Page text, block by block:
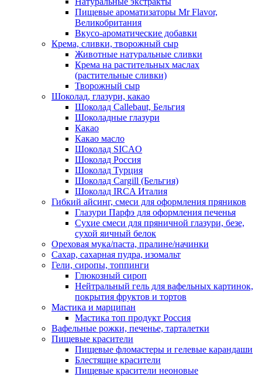
Пищевые ароматизаторы Mr Flavor,
Великобритания
Вкусо-ароматические добавки
Крема, сливки, творожный сыр
Животные натуральные сливки
Крема на растительных маслах
(растительные сливки)
Творожный сыр
Шоколад, глазури, какао
Шоколад Callebaut, Бельгия
Шоколадные глазури
Какао
Какао масло
Шоколад SICAO
Шоколад Россия
Шоколад Турция
Шоколад Cargill (Бельгия)
Шоколад IRCA Италия
Гибкий айсинг, смеси для оформления пряников
Глазури Парфэ для оформления печенья
Сухие смеси для пряничной глазури, безе,
сухой яичный белок
Ореховая мука/паста, пралине/начинки
Сахар, сахарная пудра, изомальт
Гели, сиропы, топпинги
Глюкозный сироп
Нейтральный гель для вафельных картинок,
покрытия фруктов и тортов
Мастика и марципан
Мастика топ продукт Россия
Вафельные рожки, печенье, тарталетки
Пищевые красители
Пищевые фломастеры и гелевые карандаши
Блестящие красители
Пищевые красители неоновые